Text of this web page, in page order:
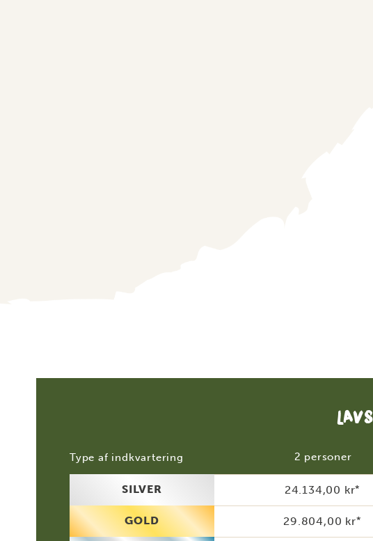
Type af indkvartering 2 personer
SILVER 24.134,00 kr*
GOLD 29.804,00 kr*